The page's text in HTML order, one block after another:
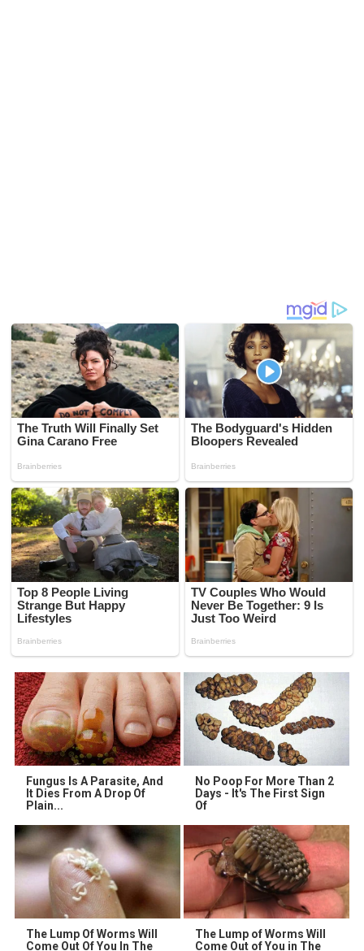
Fungus Is A Parasite, And
It Dies From A Drop Of
Plain...
No Poop For More Than 2
Days - It's The First Sign
Of
The Lump Of Worms Will
Come Out Of You In The
The Lump of Worms Will
Come Out of You in The